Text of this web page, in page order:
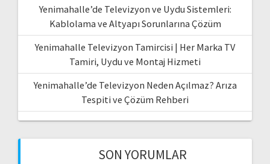
Yenimahalle’de Televizyon ve Uydu Sistemleri:
Kablolama ve Altyapı Sorunlarına Çözüm
Yenimahalle Televizyon Tamircisi | Her Marka TV
Tamiri, Uydu ve Montaj Hizmeti
Yenimahalle’de Televizyon Neden Açılmaz? Arıza
Tespiti ve Çözüm Rehberi
SON YORUMLAR